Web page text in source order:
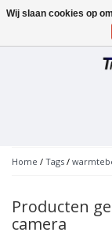
Toggle
Home / Tags /
Producten
camera
Wij slaan cookies op